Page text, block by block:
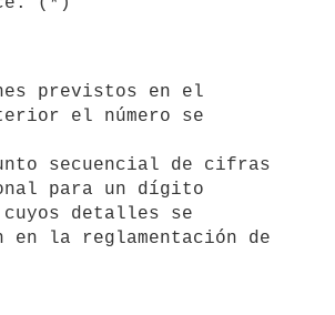
el número se
secuencial de cifras
para un dígito
detalles se
en la reglamentación de